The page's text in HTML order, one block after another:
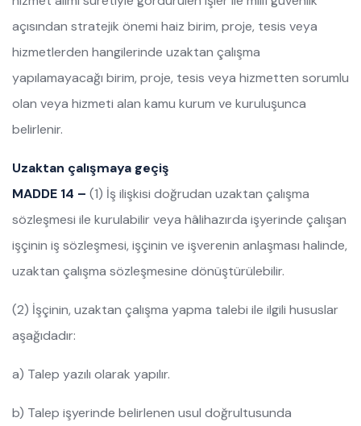
açısından stratejik önemi haiz birim, proje, tesis veya
hizmetlerden hangilerinde uzaktan çalışma
yapılamayacağı birim, proje, tesis veya hizmetten sorumlu
olan veya hizmeti alan kamu kurum ve kuruluşunca
belirlenir.
Uzaktan çalışmaya geçiş
MADDE 14 – (1) İş ilişkisi doğrudan uzaktan çalışma
sözleşmesi ile kurulabilir veya hâlihazırda işyerinde çalışan
işçinin iş sözleşmesi, işçinin ve işverenin anlaşması halinde,
uzaktan çalışma sözleşmesine dönüştürülebilir.
(2) İşçinin, uzaktan çalışma yapma talebi ile ilgili hususlar
aşağıdadır:
a) Talep yazılı olarak yapılır.
b) Talep işyerinde belirlenen usul doğrultusunda